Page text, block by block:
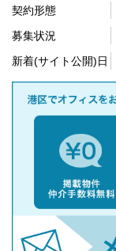
契約形態
募集状況
新着(サイト公開)日